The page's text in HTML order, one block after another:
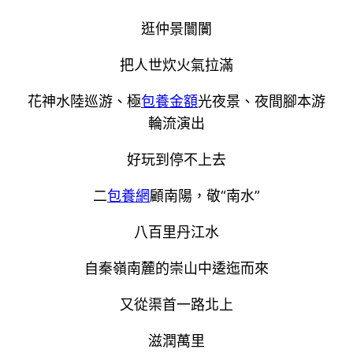
逛仲景闤闠
把人世炊火氣拉滿
花神水陸巡游、極包養金額光夜景、夜間腳本游
輪流演出
好玩到停不上去
二包養網顧南陽，敬“南水”
八百里丹江水
自秦嶺南麓的崇山中逶迤而來
又從渠首一路北上
滋潤萬里